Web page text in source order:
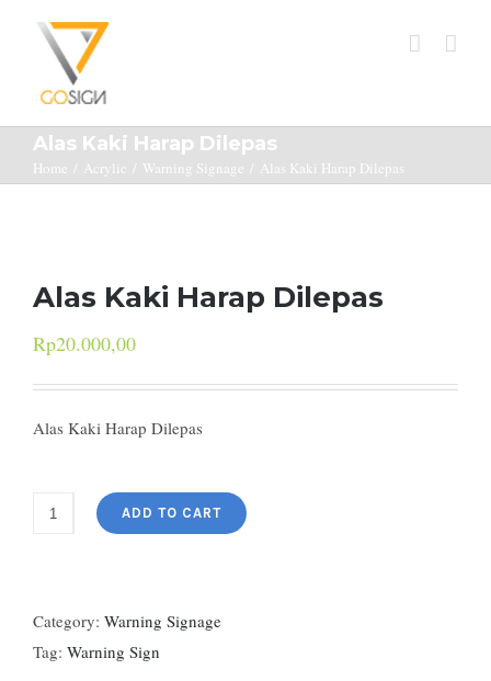
Alas Kaki Harap Dilepas
Home / Acrylic / Warning Signage / Alas Kaki Harap Dilepas
Alas Kaki Harap Dilepas
Rp20.000,00
Alas Kaki Harap Dilepas
ADD TO CART
Category: Warning Signage
Tag: Warning Sign